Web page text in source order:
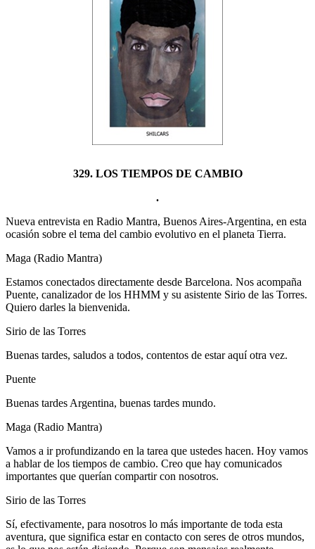
329. LOS TIEMPOS DE CAMBIO
.
Nueva entrevista en Radio Mantra, Buenos Aires-Argentina, en esta
ocasión sobre el tema del cambio evolutivo en el planeta Tierra.
Maga (Radio Mantra)
Estamos conectados directamente desde Barcelona. Nos acompaña
Puente, canalizador de los HHMM y su asistente Sirio de las Torres.
Quiero darles la bienvenida.
Sirio de las Torres
Buenas tardes, saludos a todos, contentos de estar aquí otra vez.
Puente
Buenas tardes Argentina, buenas tardes mundo.
Maga (Radio Mantra)
Vamos a ir profundizando en la tarea que ustedes hacen. Hoy vamos
a hablar de los tiempos de cambio. Creo que hay comunicados
importantes que querían compartir con nosotros.
Sirio de las Torres
Sí, efectivamente, para nosotros lo más importante de toda esta
aventura, que significa estar en contacto con seres de otros mundos,